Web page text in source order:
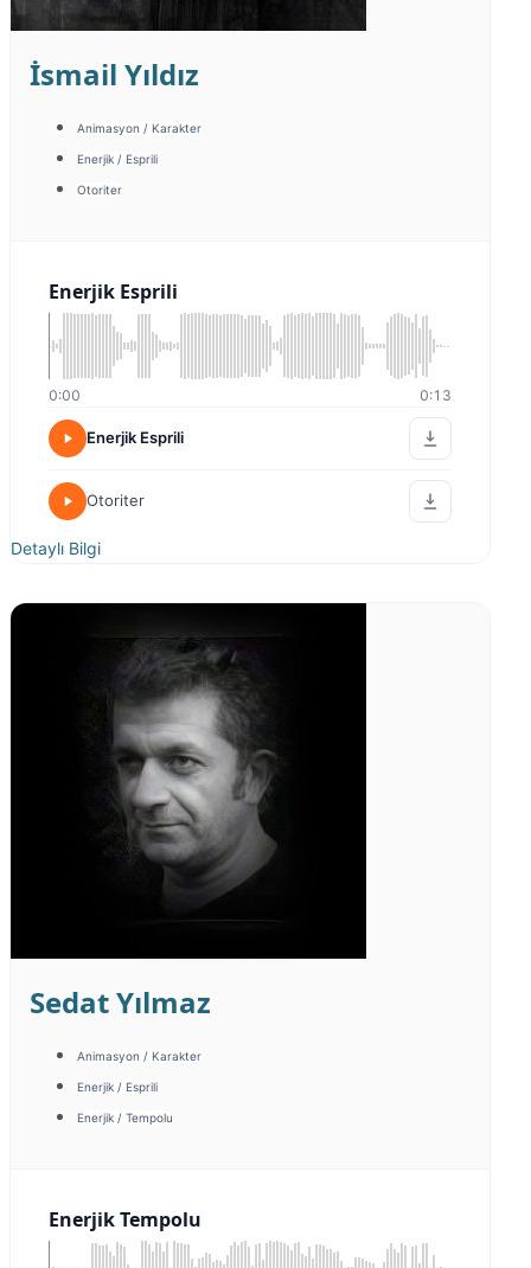
İsmail Yıldız
Animasyon / Karakter
Enerjik / Esprili
Otoriter
Enerjik Esprili
0:00 0:13
Enerjik Esprili
Otoriter
Detaylı Bilgi
Sedat Yılmaz
Animasyon / Karakter
Enerjik / Esprili
Enerjik / Tempolu
Enerjik Tempolu